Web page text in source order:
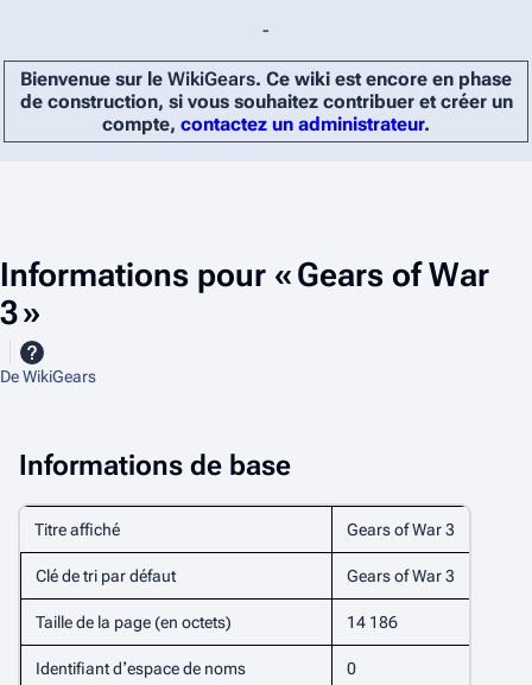
-
Bienvenue sur le WikiGears. Ce wiki est encore en phase
de construction, si vous souhaitez contribuer et créer un
compte, contactez un administrateur.
Informations pour « Gears of War
3 »
De WikiGears
Informations de base
Titre affiché Gears of War 3
Clé de tri par défaut Gears of War 3
Taille de la page (en octets) 14 186
Identifiant dʼespace de noms 0